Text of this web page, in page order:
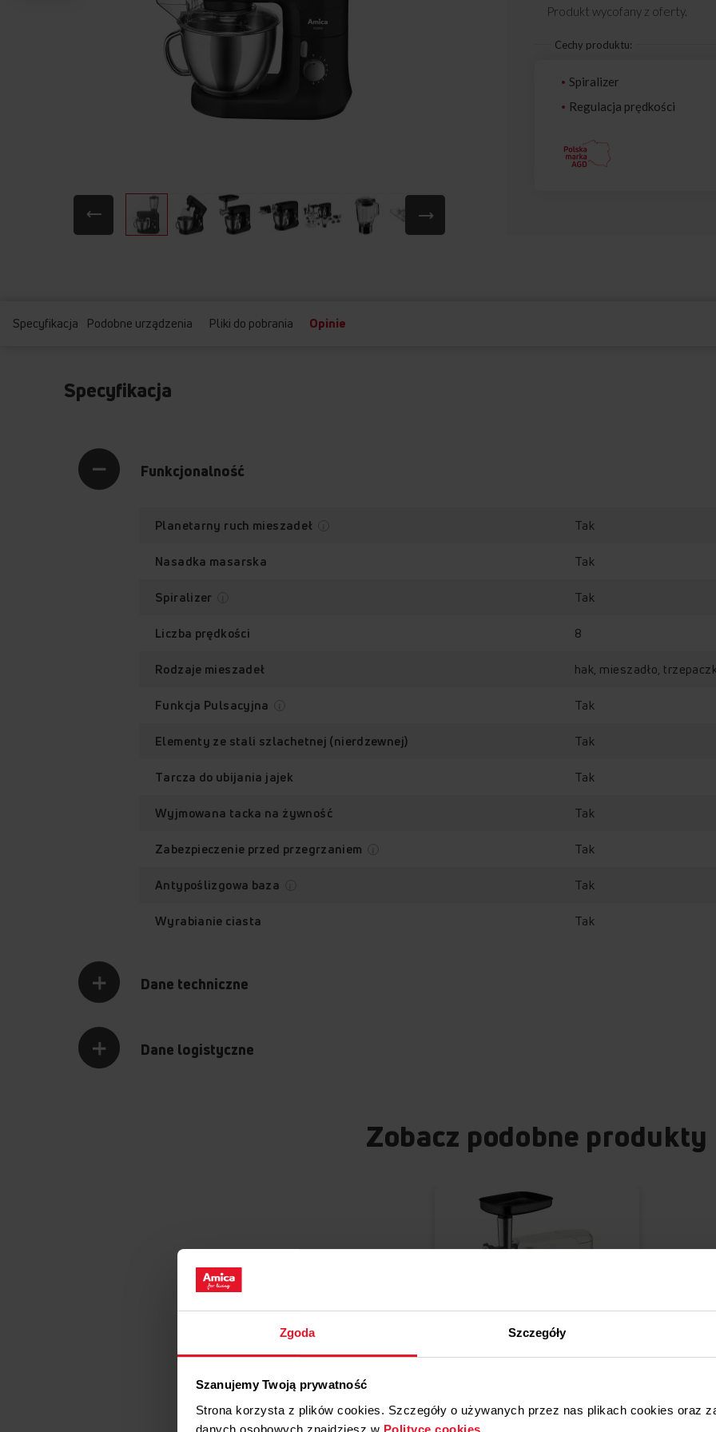
Zgoda Szczegóły
Szanujemy Twoją prywatność
Strona korzysta z plików cookies. Szczegóły o używanych przez nas plikach cookies oraz
danych osobowych znajdziesz w Polityce cookies.
Produkt wycofany z oferty.
Cechy produktu:
Spiralizer
Regulacja prędkości
Specyfikacja Podobne urządzenia Pliki do pobrania Opinie
Specyfikacja
Funkcjonalność
Planetarny ruch mieszadeł Tak
Nasadka masarska Tak
Spiralizer Tak
Liczba prędkości 8
Rodzaje mieszadeł hak, mieszadło,
Funkcja Pulsacyjna Tak
Elementy ze stali szlachetnej (nierdzewnej) Tak
Tarcza do ubijania jajek Tak
Wyjmowana tacka na żywność Tak
Zabezpieczenie przed przegrzaniem Tak
Antypoślizgowa baza Tak
Wyrabianie ciasta Tak
Dane techniczne
Dane logistyczne
Zobacz podobne produkty
KML 4011
Porównaj Dodaj
listyulubionych